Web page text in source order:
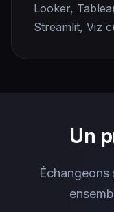
Looker,
Streamlit, Viz
Un